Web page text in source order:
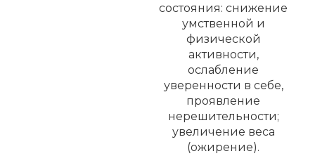
состояния: снижение
умственной и
физической
активности,
ослабление
уверенности в себе,
проявление
нерешительности;
увеличение веса
(ожирение).